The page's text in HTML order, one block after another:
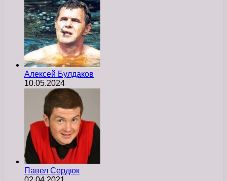
Алексей Булдаков
10.05.2024
Павел Сердюк